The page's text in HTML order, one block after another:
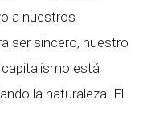
a nuestros
ser sincero, nuestro
está
la naturaleza. El